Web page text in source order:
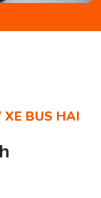
BUS HAI